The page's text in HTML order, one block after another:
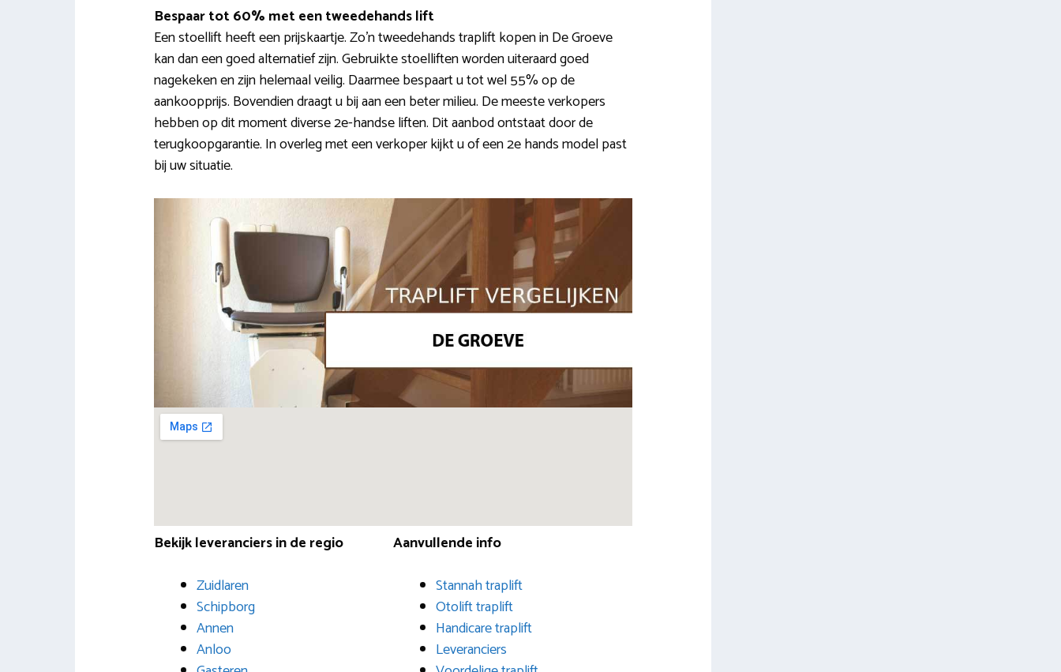
Bespaar tot 60% met een tweedehands lift
Een stoellift heeft een prijskaartje. Zo’n tweedehands traplift kopen in De Groeve
kan dan een goed alternatief zijn. Gebruikte stoelliften worden uiteraard goed
nagekeken en zijn helemaal veilig. Daarmee bespaart u tot wel 55% op de
aankoopprijs. Bovendien draagt u bij aan een beter milieu. De meeste verkopers
hebben op dit moment diverse 2e-handse liften. Dit aanbod ontstaat door de
terugkoopgarantie. In overleg met een verkoper kijkt u of een 2e hands model past
bij uw situatie.
Bekijk leveranciers in de regio
Zuidlaren
Schipborg
Annen
Anloo
Aanvullende info
Stannah traplift
Otolift traplift
Handicare traplift
Leveranciers